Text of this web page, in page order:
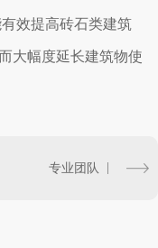
效提高砖石类建筑
大幅度延长建筑物使
专业团队